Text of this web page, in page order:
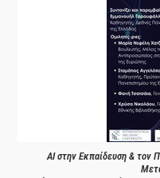
AI στην Εκπαίδευση & τον